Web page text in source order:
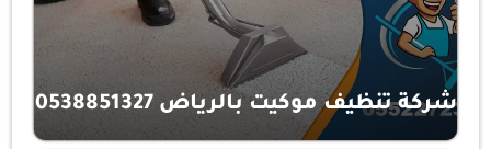
شركة تنظيف موكيت بالرياض 0538851327